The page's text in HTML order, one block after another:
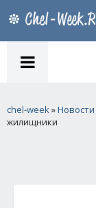
chel-week»Новости
жилищники